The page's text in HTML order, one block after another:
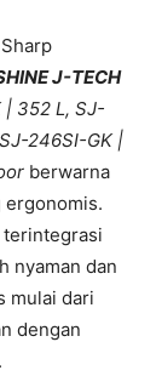
J-TECH
352 L, SJ-
246SI-GK |
berwarna
ergonomis.
terintegrasi
nyaman dan
mulai dari
dengan